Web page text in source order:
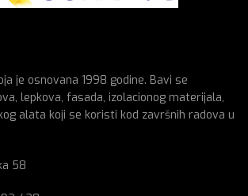
je osnovana 1998 godine. Bavi se
lepkova, fasada, izolacionog materijala,
alata koji se koristi kod završnih radova u
58